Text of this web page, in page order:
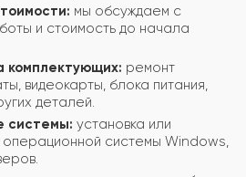
мы обсуждаем с
и стоимость до начала
комплектующих: ремонт
видеокарты, блока питания,
деталей.
системы: установка или
системы Windows,